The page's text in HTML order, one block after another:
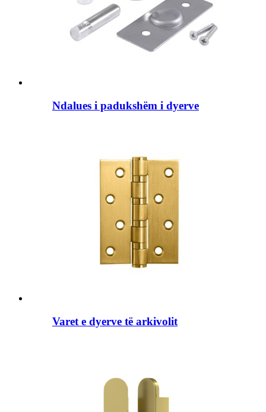
Ndalues ​​i padukshëm i dyerve
Varet e dyerve të arkivolit